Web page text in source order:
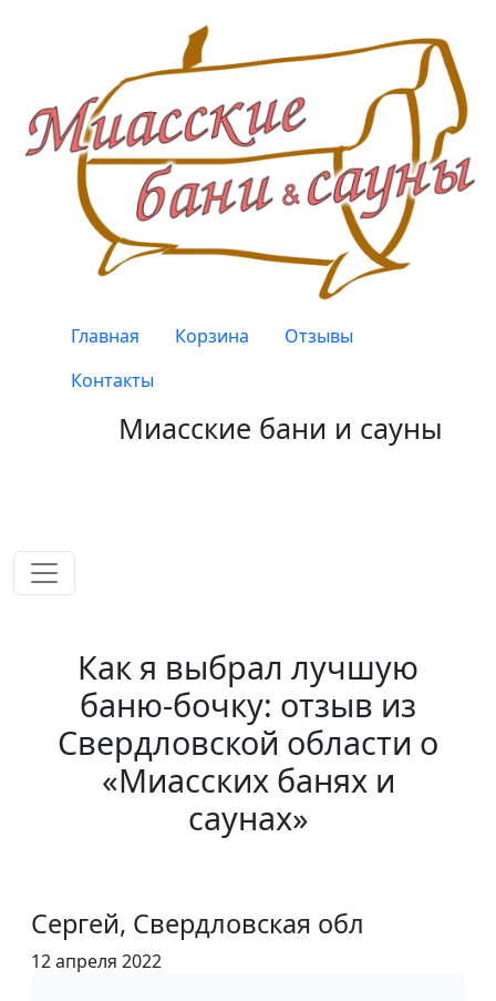
Верхнее меню
Главная Корзина
Отзывы
Контакты
Миасские бани и сауны
Как я выбрал лучшую
баню-бочку: отзыв из
Свердловской области о
«Миасских банях и
саунах»
Сергей, Свердловская обл
12 апреля 2022